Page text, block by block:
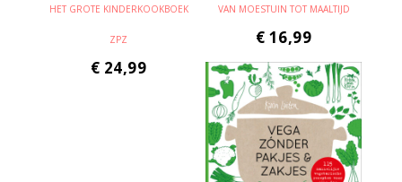
HET GROTE KINDERKOOKBOEK
ZPZ
€ 24,99
VAN MOESTUIN TOT MAALTIJD
€ 16,99